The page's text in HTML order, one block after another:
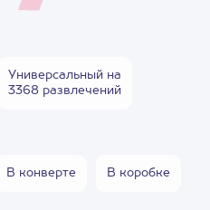
Универсальный на
3368 развлечений
В конверте В коробке